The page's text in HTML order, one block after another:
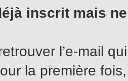
inscrit mais
l’e-mail
la première